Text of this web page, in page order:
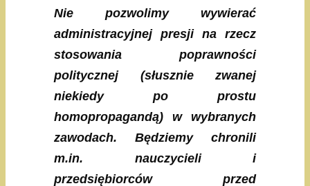
Nie pozwolimy wywierać
administracyjnej presji na rzecz
stosowania poprawności
politycznej (słusznie zwanej
niekiedy po prostu
homopropagandą) w wybranych
zawodach. Będziemy chronili
m.in. nauczycieli i
przedsiębiorców przed